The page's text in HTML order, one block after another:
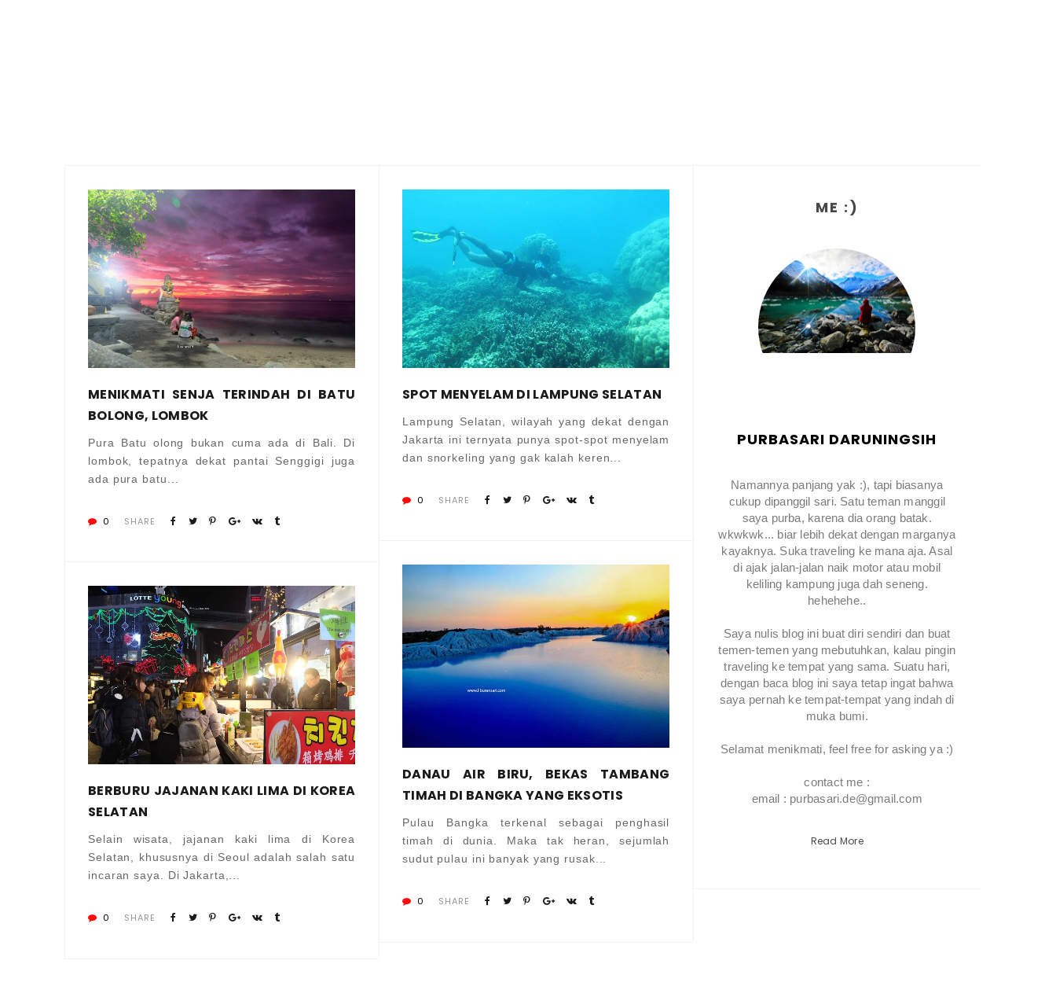
MENIKMATI SENJA TERINDAH DI BATU
BOLONG, LOMBOK
Pura Batu olong bukan cuma ada di Bali. Di
lombok, tepatnya dekat pantai Senggigi juga
ada pura batu...
0 SHARE
SPOT MENYELAM DI LAMPUNG SELATAN
Lampung Selatan, wilayah yang dekat dengan
Jakarta ini ternyata punya spot-spot menyelam
dan snorkeling yang gak kalah keren...
0 SHARE
DANAU AIR BIRU, BEKAS TAMBANG
TIMAH DI BANGKA YANG EKSOTIS
Pulau Bangka terkenal sebagai penghasil
timah di dunia. Maka tak heran, sejumlah
sudut pulau ini banyak yang rusak...
0 SHARE
BERBURU JAJANAN KAKI LIMA DI KOREA
SELATAN
Selain wisata, jajanan kaki lima di Korea
Selatan, khususnya di Seoul adalah salah satu
incaran saya. Di Jakarta,...
0 SHARE
ME :)
PURBASARI DARUNINGSIH
Namannya panjang yak :), tapi biasanya
cukup dipanggil sari. Satu teman manggil
saya purba, karena dia orang batak.
wkwkwk... biar lebih dekat dengan marganya
kayaknya. Suka traveling ke mana aja. Asal
di ajak jalan-jalan naik motor atau mobil
keliling kampung juga dah seneng.
hehehehe..
Saya nulis blog ini buat diri sendiri dan buat
temen-temen yang mebutuhkan, kalau pingin
traveling ke tempat yang sama. Suatu hari,
dengan baca blog ini saya tetap ingat bahwa
saya pernah ke tempat-tempat yang indah di
muka bumi.
Selamat menikmati, feel free for asking ya :)
contact me :
email : purbasari.de@gmail.com
Read More